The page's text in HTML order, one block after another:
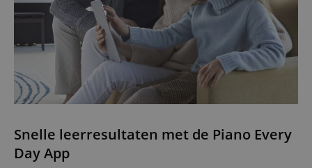
Snelle leerresultaten met de Piano Every
Day App